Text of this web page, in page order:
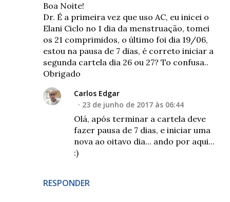
Boa Noite!
Dr. É a primeira vez que uso AC, eu inicei o
Elani Ciclo no 1 dia da menstruação, tomei
os 21 comprimidos, o último foi dia 19/06,
estou na pausa de 7 dias, é correto iniciar a
segunda cartela dia 26 ou 27? To confusa..
Obrigado
RESPONDER
Carlos Edgar
23 de junho de 2017 às 06:44
Olá, após terminar a cartela deve
fazer pausa de 7 dias, e iniciar uma
nova ao oitavo dia... ando por aqui...
:)